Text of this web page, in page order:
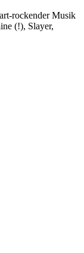
rockender Musik
(!), Slayer,